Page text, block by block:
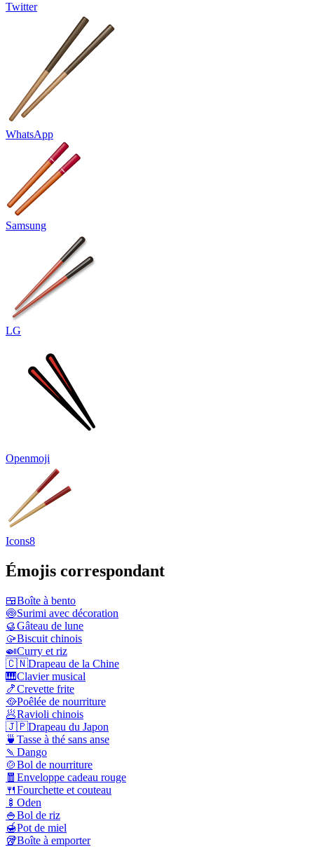
Twitter
WhatsApp
Samsung
LG
Openmoji
Icons8
Émojis correspondant
🍱Boîte à bento
🍥Surimi avec décoration
🥮Gâteau de lune
🥠Biscuit chinois
🍛Curry et riz
🇨🇳Drapeau de la Chine
🎹Clavier musical
🍤Crevette frite
🥘Poêlée de nourriture
🥟Ravioli chinois
🇯🇵Drapeau du Japon
🍵 Tasse à thé sans anse
🍡 Dango
🍲Bol de nourriture
🧧 Enveloppe cadeau rouge
🍴Fourchette et couteau
🍢 Oden
🍚Bol de riz
🍯Pot de miel
🥡Boîte à emporter